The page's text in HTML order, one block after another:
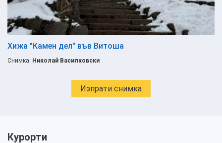
Хижа "Камен дел" във Витоша
Снимка: Николай Василковски
Изпрати снимка
Курорти